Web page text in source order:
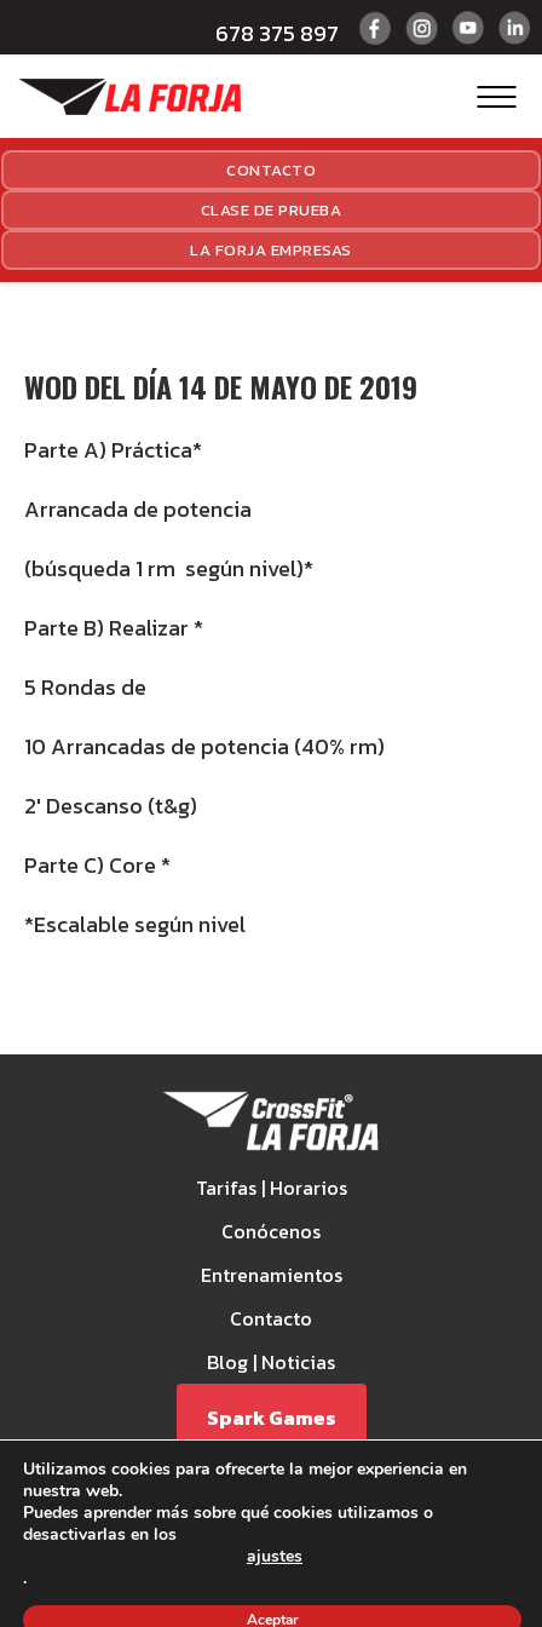
678 375 897
CONTACTO
CLASE DE PRUEBA
LA FORJA EMPRESAS
WOD DEL DÍA 14 DE MAYO DE 2019
Parte A) Práctica*
Arrancada de potencia
(búsqueda 1 rm según nivel)*
Parte B) Realizar *
5 Rondas de
10 Arrancadas de potencia (40% rm)
2′ Descanso (t&g)
Parte C) Core *
*Escalable según nivel
Tarifas | Horarios
Conócenos
Entrenamientos
Contacto
Blog | Noticias
Spark Games
Aviso Legal
Utilizamos cookies para ofrecerte la mejor experiencia en
nuestra web.
Puedes aprender más sobre qué cookies utilizamos o
desactivarlas en los
ajustes
.
Aceptar